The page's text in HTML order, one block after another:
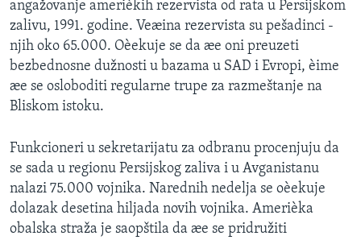
MEDICINA
KULTURA
DRUŠTVO
SPORT
Jezici
angažovanje amerièkih rezervista od rata u Persijskom
zalivu, 1991. godine. Veæina rezervista su pešadinci -
njih oko 65.000. Oèekuje se da æe oni preuzeti
bezbednosne dužnosti u bazama u SAD i Evropi, èime
æe se osloboditi regularne trupe za razmeštanje na
Bliskom istoku.
Funkcioneri u sekretarijatu za odbranu procenjuju da
se sada u regionu Persijskog zaliva i u Avganistanu
nalazi 75.000 vojnika. Narednih nedelja se oèekuje
dolazak desetina hiljada novih vojnika. Amerièka
obalska straža je saopštila da æe se pridružiti